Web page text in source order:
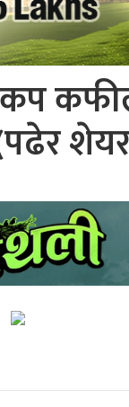
कप
शेयर